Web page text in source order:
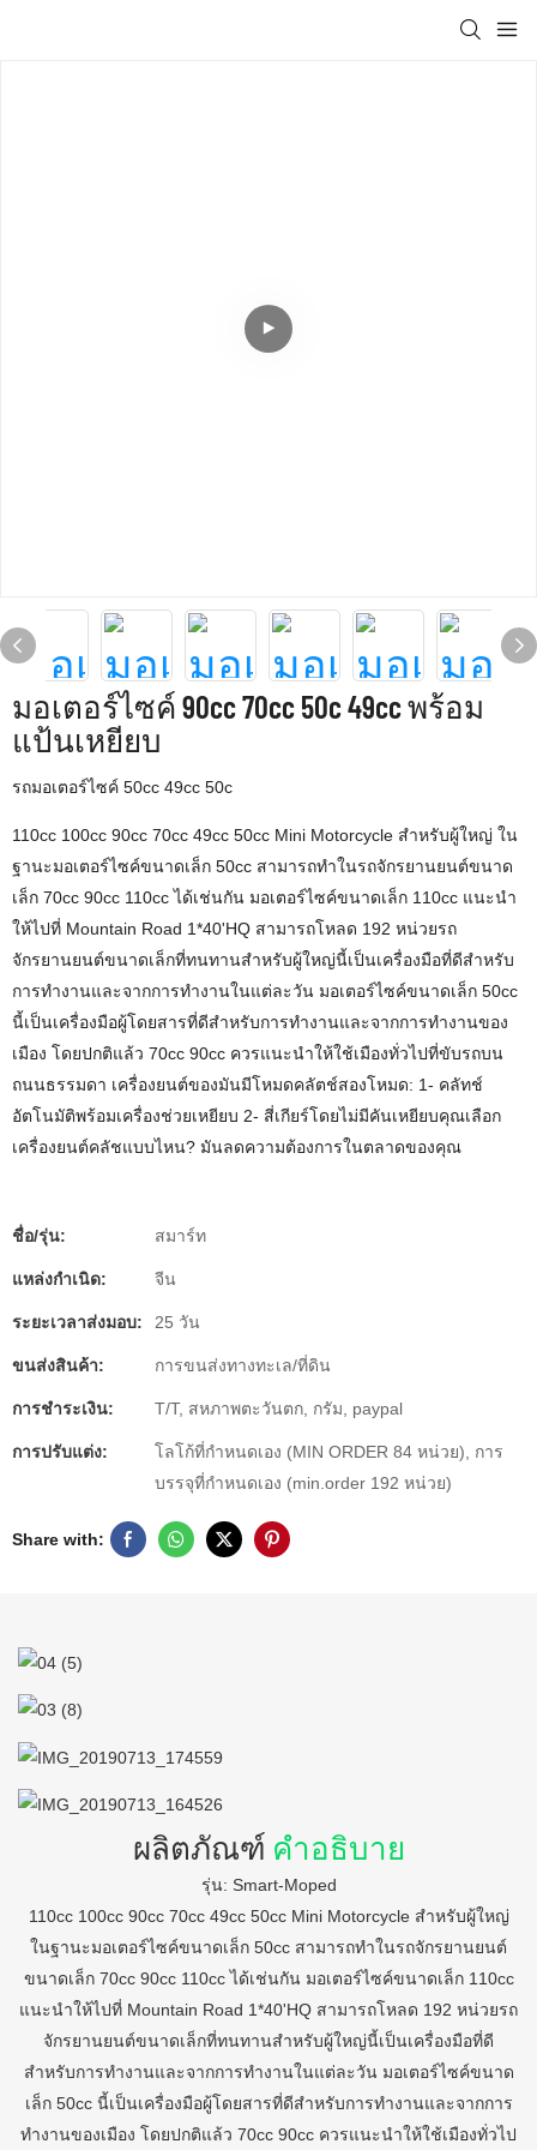
มอเตอร์ไซค์ 90cc 70cc 50c 49cc พร้อม
แป้นเหยียบ
รถมอเตอร์ไซค์ 50cc 49cc 50c
110cc 100cc 90cc 70cc 49cc 50cc Mini Motorcycle สำหรับผู้ใหญ่ ใน
ฐานะมอเตอร์ไซค์ขนาดเล็ก 50cc สามารถทำในรถจักรยานยนต์ขนาด
เล็ก 70cc 90cc 110cc ได้เช่นกัน มอเตอร์ไซค์ขนาดเล็ก 110cc แนะนำ
ให้ไปที่ Mountain Road 1*40'HQ สามารถโหลด 192 หน่วยรถ
จักรยานยนต์ขนาดเล็กที่ทนทานสำหรับผู้ใหญ่นี้เป็นเครื่องมือที่ดีสำหรับ
การทำงานและจากการทำงานในแต่ละวัน มอเตอร์ไซค์ขนาดเล็ก 50cc
นี้เป็นเครื่องมือผู้โดยสารที่ดีสำหรับการทำงานและจากการทำงานของ
เมือง โดยปกติแล้ว 70cc 90cc ควรแนะนำให้ใช้เมืองทั่วไปที่ขับรถบน
ถนนธรรมดา เครื่องยนต์ของมันมีโหมดคลัตช์สองโหมด: 1- คลัทช์
อัตโนมัติพร้อมเครื่องช่วยเหยียบ 2- สี่เกียร์โดยไม่มีคันเหยียบคุณเลือก
เครื่องยนต์คลัชแบบไหน? มันลดความต้องการในตลาดของคุณ
ชื่อ/รุ่น: สมาร์ท
แหล่งกำเนิด: จีน
ระยะเวลาส่งมอบ: 25 วัน
ขนส่งสินค้า: การขนส่งทางทะเล/ที่ดิน
การชำระเงิน: T/T, สหภาพตะวันตก, กรัม, paypal
การปรับแต่ง:
โลโก้ที่กำหนดเอง (MIN ORDER 84 หน่วย), การ
บรรจุที่กำหนดเอง (min.order 192 หน่วย)
Share with:
ผลิตภัณฑ์ คำอธิบาย
รุ่น: Smart-Moped
110cc 100cc 90cc 70cc 49cc 50cc Mini Motorcycle สำหรับผู้ใหญ่
ในฐานะมอเตอร์ไซค์ขนาดเล็ก 50cc สามารถทำในรถจักรยานยนต์
ขนาดเล็ก 70cc 90cc 110cc ได้เช่นกัน มอเตอร์ไซค์ขนาดเล็ก 110cc
แนะนำให้ไปที่ Mountain Road 1*40'HQ สามารถโหลด 192 หน่วยรถ
จักรยานยนต์ขนาดเล็กที่ทนทานสำหรับผู้ใหญ่นี้เป็นเครื่องมือที่ดี
สำหรับการทำงานและจากการทำงานในแต่ละวัน มอเตอร์ไซค์ขนาด
เล็ก 50cc นี้เป็นเครื่องมือผู้โดยสารที่ดีสำหรับการทำงานและจากการ
ทำงานของเมือง โดยปกติแล้ว 70cc 90cc ควรแนะนำให้ใช้เมืองทั่วไป